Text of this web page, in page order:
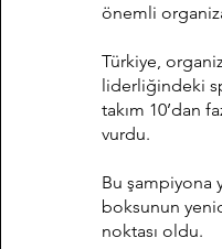
önemli
Türkiye,
liderliğindeki
takım 10’dan
vurdu.
Bu şampiyona
boksunun
noktası oldu.